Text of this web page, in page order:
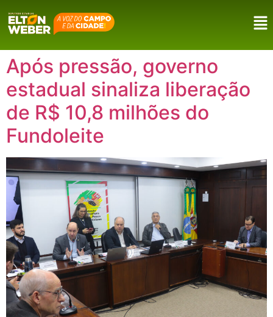
Após pressão, governo
estadual sinaliza liberação
de R$ 10,8 milhões do
Fundoleite